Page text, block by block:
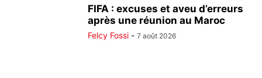
FIFA : excuses et aveu d’erreurs
après une réunion au Maroc
Felcy Fossi - 7 août 2026